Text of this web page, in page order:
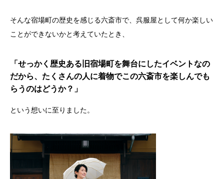
そんな宿場町の歴史を感じる六斎市で、呉服屋として何か楽しい
ことができないかと考えていたとき、
「せっかく歴史ある旧宿場町を舞台にしたイベントなの
だから、たくさんの人に着物でこの六斎市を楽しんでも
らうのはどうか？」
という想いに至りました。